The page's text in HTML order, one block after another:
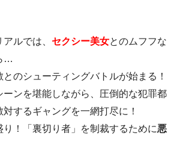
ルでは、 セクシー美女とのムフフな
…
のシューティングバトルが始まる！
ーンを堪能しながら、圧倒的な犯罪都
するギャングを一網打尽に！
！「裏切り者」を制裁するために悪